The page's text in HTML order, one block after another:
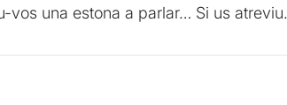
vos una estona a parlar… Si us atreviu.